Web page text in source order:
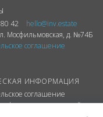
42
hello@inv.estate
Мосфильмовская, д. №74Б
соглашение
ИНФОРМАЦИЯ
соглашение
сайта